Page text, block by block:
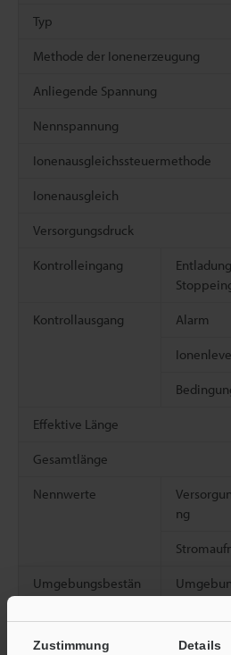
Zustimmung Details
Typ
Methode der Ionenerzeugung
Anliegende Spannung
Nennspannung
Ionenausgleichssteuermethode
Ionenausgleich
Versorgungsdruck
Kontrolleingang
Kontrollausgang Alarm
Effektive Länge
Gesamtlänge
Nennwerte
ng
Umgebungsbestän
Relative